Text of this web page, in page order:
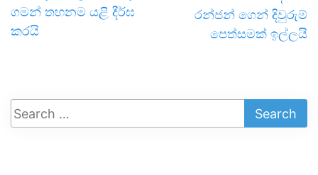
ගමන් තහනම යළි දීර්ඝ
කරයි
රන්ජන් ගෙන් දිවුරුම්
පෙත්සමක් ඉල්ලයි